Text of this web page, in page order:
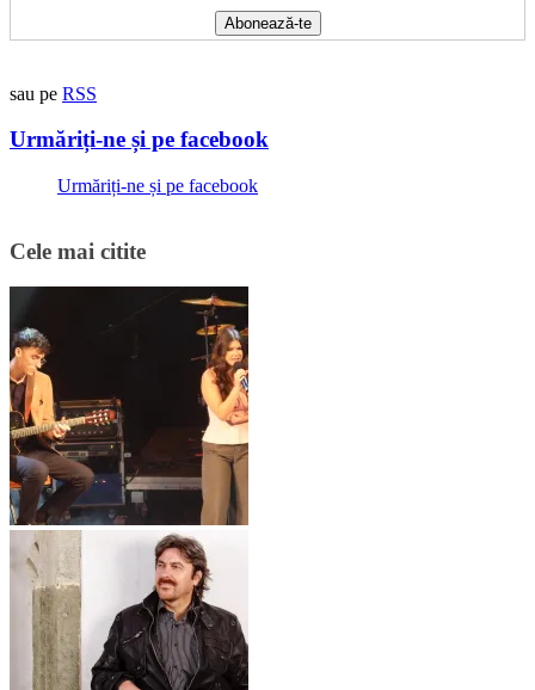
sau pe RSS
Urmăriți-ne și pe facebook
Urmăriți-ne și pe facebook
Cele mai citite